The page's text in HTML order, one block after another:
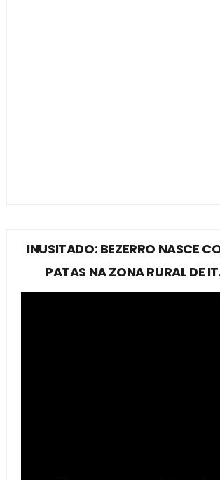
INUSITADO: BEZERRO NASCE
PATAS NA ZONA RURAL DE